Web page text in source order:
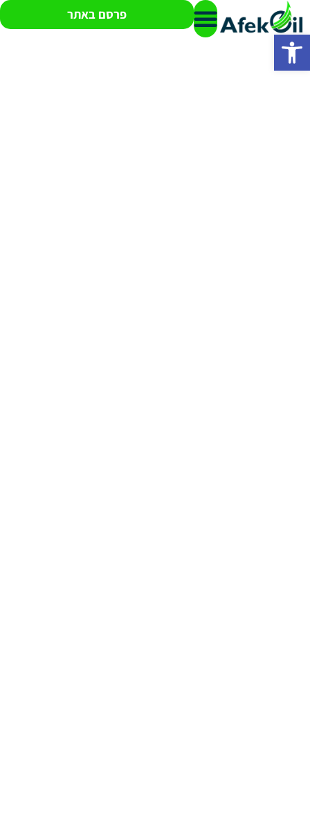
פתח סרגל נגישות
פרסם באתר